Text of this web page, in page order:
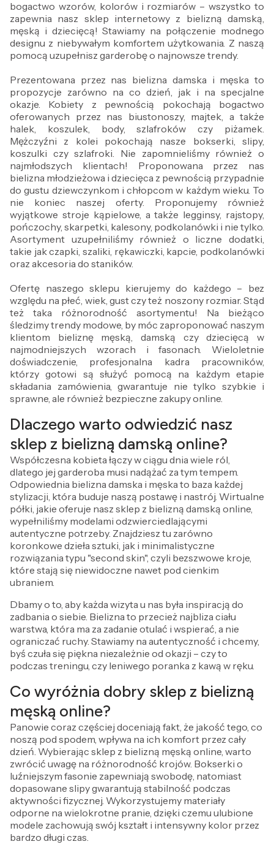
bogactwo wzorów, kolorów i rozmiarów – wszystko to
zapewnia nasz sklep internetowy z bielizną damską,
męską i dziecięcą! Stawiamy na połączenie modnego
designu z niebywałym komfortem użytkowania. Z naszą
pomocą uzupełnisz garderobę o najnowsze trendy.
Prezentowana przez nas bielizna damska i męska to
propozycje zarówno na co dzień, jak i na specjalne
okazje. Kobiety z pewnością pokochają bogactwo
oferowanych przez nas biustonoszy, majtek, a także
halek, koszulek, body, szlafroków czy piżamek.
Mężczyźni z kolei pokochają nasze bokserki, slipy,
koszulki czy szlafroki. Nie zapomnieliśmy również o
najmłodszych klientach! Proponowana przez nas
bielizna młodzieżowa i dziecięca z pewnością przypadnie
do gustu dziewczynkom i chłopcom w każdym wieku. To
nie koniec naszej oferty. Proponujemy również
wyjątkowe stroje kąpielowe, a także legginsy, rajstopy,
pończochy, skarpetki, kalesony, podkolanówki i nie tylko.
Asortyment uzupełniliśmy również o liczne dodatki,
takie jak czapki, szaliki, rękawiczki, kapcie, podkolanówki
oraz akcesoria do staników.
Ofertę naszego sklepu kierujemy do każdego – bez
względu na płeć, wiek, gust czy też noszony rozmiar. Stąd
też taka różnorodność asortymentu! Na bieżąco
śledzimy trendy modowe, by móc zaproponować naszym
klientom bieliznę męską, damską czy dziecięcą w
najmodniejszych wzorach i fasonach. Wieloletnie
doświadczenie, profesjonalna kadra pracowników,
którzy gotowi są służyć pomocą na każdym etapie
składania zamówienia, gwarantuje nie tylko szybkie i
sprawne, ale również bezpieczne zakupy online.
Dlaczego warto odwiedzić nasz
sklep z bielizną damską online?
Współczesna kobieta łączy w ciągu dnia wiele ról,
dlatego jej garderoba musi nadążać za tym tempem.
Odpowiednia bielizna damska i męska to baza każdej
stylizacji, która buduje naszą postawę i nastrój. Wirtualne
półki, jakie oferuje nasz sklep z bielizną damską online,
wypełniliśmy modelami odzwierciedlającymi
autentyczne potrzeby. Znajdziesz tu zarówno
koronkowe dzieła sztuki, jak i minimalistyczne
rozwiązania typu "second skin", czyli bezszwowe kroje,
które stają się niewidoczne nawet pod cienkim
ubraniem.
Dbamy o to, aby każda wizyta u nas była inspiracją do
zadbania o siebie. Bielizna to przecież najbliza ciału
warstwa, która ma za zadanie otulać i wspierać, a nie
ograniczać ruchy. Stawiamy na autentyczność i chcemy,
byś czuła się piękna niezależnie od okazji – czy to
podczas treningu, czy leniwego poranka z kawą w ręku.
Co wyróżnia dobry sklep z bielizną
męską online?
Panowie coraz częściej doceniają fakt, że jakość tego, co
noszą pod spodem, wpływa na ich komfort przez cały
dzień. Wybierając sklep z bielizną męską online, warto
zwrócić uwagę na różnorodność krojów. Bokserki o
luźniejszym fasonie zapewniają swobodę, natomiast
dopasowane slipy gwarantują stabilność podczas
aktywności fizycznej. Wykorzystujemy materiały
odporne na wielokrotne pranie, dzięki czemu ulubione
modele zachowują swój kształt i intensywny kolor przez
bardzo długi czas.